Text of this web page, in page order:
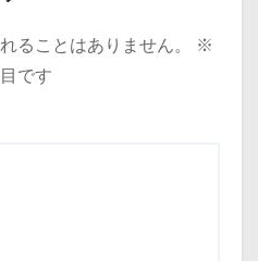
ることはありません。
※
です